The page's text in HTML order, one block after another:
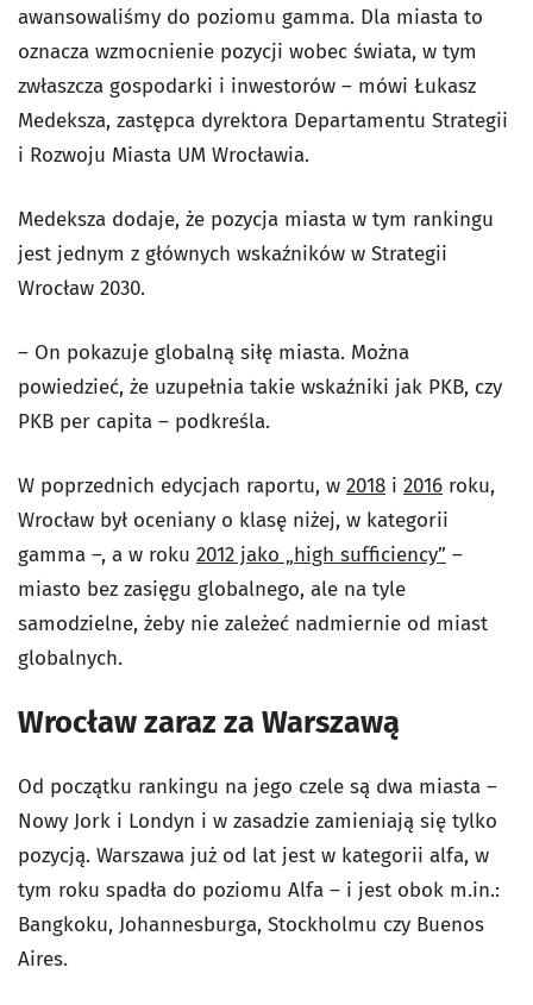
awansowaliśmy do poziomu gamma. Dla miasta to
oznacza wzmocnienie pozycji wobec świata, w tym
zwłaszcza gospodarki i inwestorów – mówi Łukasz
Medeksza, zastępca dyrektora Departamentu Strategii
i Rozwoju Miasta UM Wrocławia.
Medeksza dodaje, że pozycja miasta w tym rankingu
jest jednym z głównych wskaźników w Strategii
Wrocław 2030.
– On pokazuje globalną siłę miasta. Można
powiedzieć, że uzupełnia takie wskaźniki jak PKB, czy
PKB per capita – podkreśla.
W poprzednich edycjach raportu, w 2018 i 2016 roku,
Wrocław był oceniany o klasę niżej, w kategorii
gamma –, a w roku 2012 jako „high sufficiency” –
miasto bez zasięgu globalnego, ale na tyle
samodzielne, żeby nie zależeć nadmiernie od miast
globalnych.
Wrocław zaraz za Warszawą
Od początku rankingu na jego czele są dwa miasta –
Nowy Jork i Londyn i w zasadzie zamieniają się tylko
pozycją. Warszawa już od lat jest w kategorii alfa, w
tym roku spadła do poziomu Alfa – i jest obok m.in.:
Bangkoku, Johannesburga, Stockholmu czy Buenos
Aires.